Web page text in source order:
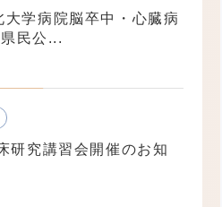
学病院脳卒中・心臓病
民公...
研究講習会開催のお知